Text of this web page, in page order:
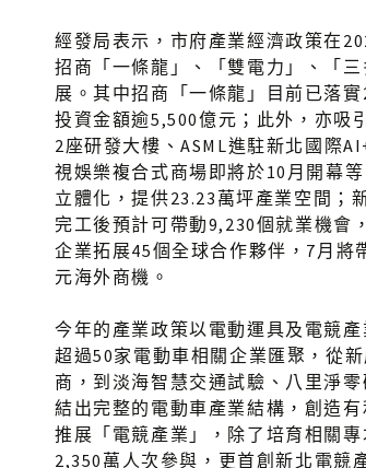
經發局表示，市府產業經濟政策在
招商「一條龍」、「雙電力」、「
展。其中招商「一條龍」目前已落
投資金額逾5,500億元；此外，亦吸
2座研發大樓、ASML進駐新北國際
視娛樂複合式商場即將於10月開幕
立體化，提供23.23萬坪產業空間；
完工後預計可帶動9,230個就業機會
企業拓展45個全球合作夥伴，7月將
元海外商機。
今年的產業政策以電動運具及電競
超過50家電動車相關企業匯聚，從
商，到淡海智慧交通試驗、八里淨
結出完整的電動車產業結構，創造
推展「電競產業」，除了培育相關
2,350萬人次參與，更首創新北電競